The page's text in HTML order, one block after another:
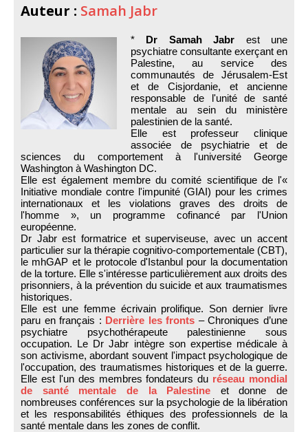
Auteur : Samah Jabr
* Dr Samah Jabr est une
psychiatre consultante exerçant en
Palestine, au service des
communautés de Jérusalem-Est
et de Cisjordanie, et ancienne
responsable de l'unité de santé
mentale au sein du ministère
palestinien de la santé.
Elle est professeur clinique
associée de psychiatrie et de
sciences du comportement à l'université George
Washington à Washington DC.
Elle est également membre du comité scientifique de l'«
Initiative mondiale contre l'impunité (GIAI) pour les crimes
internationaux et les violations graves des droits de
l'homme », un programme cofinancé par l'Union
européenne.
Dr Jabr est formatrice et superviseuse, avec un accent
particulier sur la thérapie cognitivo-comportementale (CBT),
le mhGAP et le protocole d'Istanbul pour la documentation
de la torture. Elle s'intéresse particulièrement aux droits des
prisonniers, à la prévention du suicide et aux traumatismes
historiques.
Elle est une femme écrivain prolifique. Son dernier livre
paru en français : Derrière les fronts – Chroniques d’une
psychiatre psychothérapeute palestinienne sous
occupation. Le Dr Jabr intègre son expertise médicale à
son activisme, abordant souvent l'impact psychologique de
l'occupation, des traumatismes historiques et de la guerre.
Elle est l'un des membres fondateurs du réseau mondial
de santé mentale de la Palestine et donne de
nombreuses conférences sur la psychologie de la libération
et les responsabilités éthiques des professionnels de la
santé mentale dans les zones de conflit.